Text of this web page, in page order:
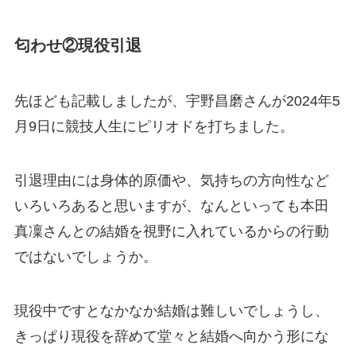
匂わせ②現役引退
先ほども記載しましたが、宇野昌磨さんが2024年5
月9日に競技人生にピリオドを打ちました。
引退理由には身体的原価や、気持ちの方向性など
いろいろあると思いますが、なんといっても本田
真凜さんとの結婚を視野に入れているからの行動
ではないでしょうか。
現役中ですとなかなか結婚は難しいでしょうし、
きっぱり現役を辞めて堂々と結婚へ向かう形にな